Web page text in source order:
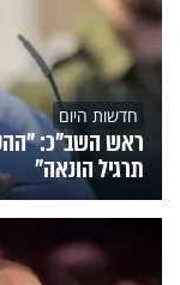
חדשות היום
ראש השב"כ:
תרגיל הונאה"